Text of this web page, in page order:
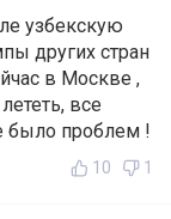
узбекскую
других стран
в Москве ,
все
было проблем !
10 1